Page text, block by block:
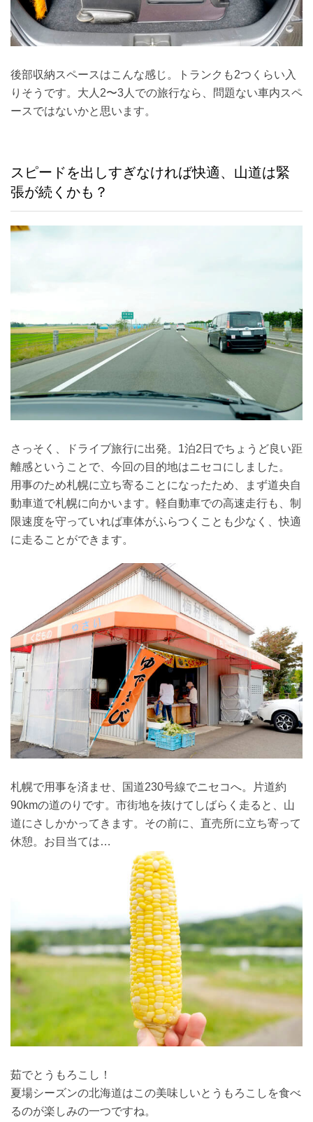
後部収納スペースはこんな感じ。トランクも2つくらい入
りそうです。大人2〜3人での旅行なら、問題ない車内スペ
ースではないかと思います。
スピードを出しすぎなければ快適、山道は緊
張が続くかも？
さっそく、ドライブ旅行に出発。1泊2日でちょうど良い距
離感ということで、今回の目的地はニセコにしました。
用事のため札幌に立ち寄ることになったため、まず道央自
動車道で札幌に向かいます。軽自動車での高速走行も、制
限速度を守っていれば車体がふらつくことも少なく、快適
に走ることができます。
札幌で用事を済ませ、国道230号線でニセコへ。片道約
90kmの道のりです。市街地を抜けてしばらく走ると、山
道にさしかかってきます。その前に、直売所に立ち寄って
休憩。お目当ては…
茹でとうもろこし！
夏場シーズンの北海道はこの美味しいとうもろこしを食べ
るのが楽しみの一つですね。